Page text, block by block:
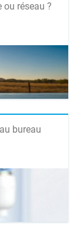
réseau ?
bureau